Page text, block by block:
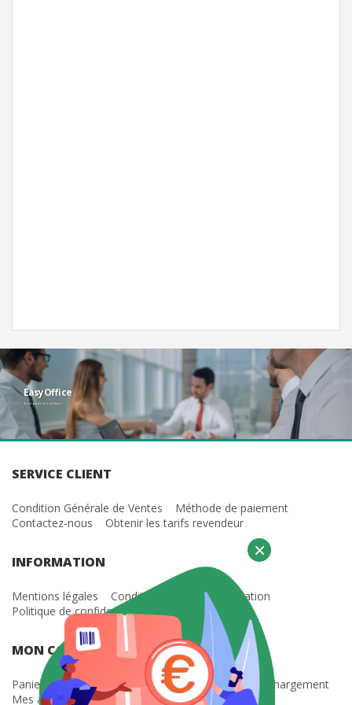
Microsoft 365 Famille
EasyOffice
Votre partenaire software !
SERVICE CLIENT
Condition Générale de Ventes
Méthode de paiement
Contactez-nous
Obtenir les tarifs revendeur
INFORMATION
Mentions légales
Condition Générale d'Utilisation
Politique de confidentialité
MON COMPTE
Paniers en cours Mes factures Mes clés
Téléchargement
Mes abonnements
×